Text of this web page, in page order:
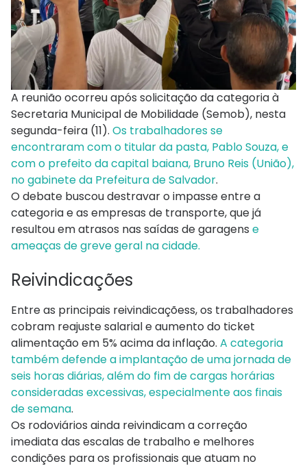
A reunião ocorreu após solicitação da categoria à
Secretaria Municipal de Mobilidade (Semob), nesta
segunda-feira (11). Os trabalhadores se
encontraram com o titular da pasta, Pablo Souza, e
com o prefeito da capital baiana, Bruno Reis (União),
no gabinete da Prefeitura de Salvador.
O debate buscou destravar o impasse entre a
categoria e as empresas de transporte, que já
resultou em atrasos nas saídas de garagens e
ameaças de greve geral na cidade.
Reivindicações
Entre as principais reivindicaçõess, os trabalhadores
cobram reajuste salarial e aumento do ticket
alimentação em 5% acima da inflação. A categoria
também defende a implantação de uma jornada de
seis horas diárias, além do fim de cargas horárias
consideradas excessivas, especialmente aos finais
de semana.
Os rodoviários ainda reivindicam a correção
imediata das escalas de trabalho e melhores
condições para os profissionais que atuam no